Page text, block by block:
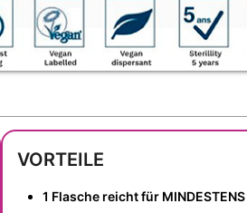
VORTEILE
1 Flasche reicht für